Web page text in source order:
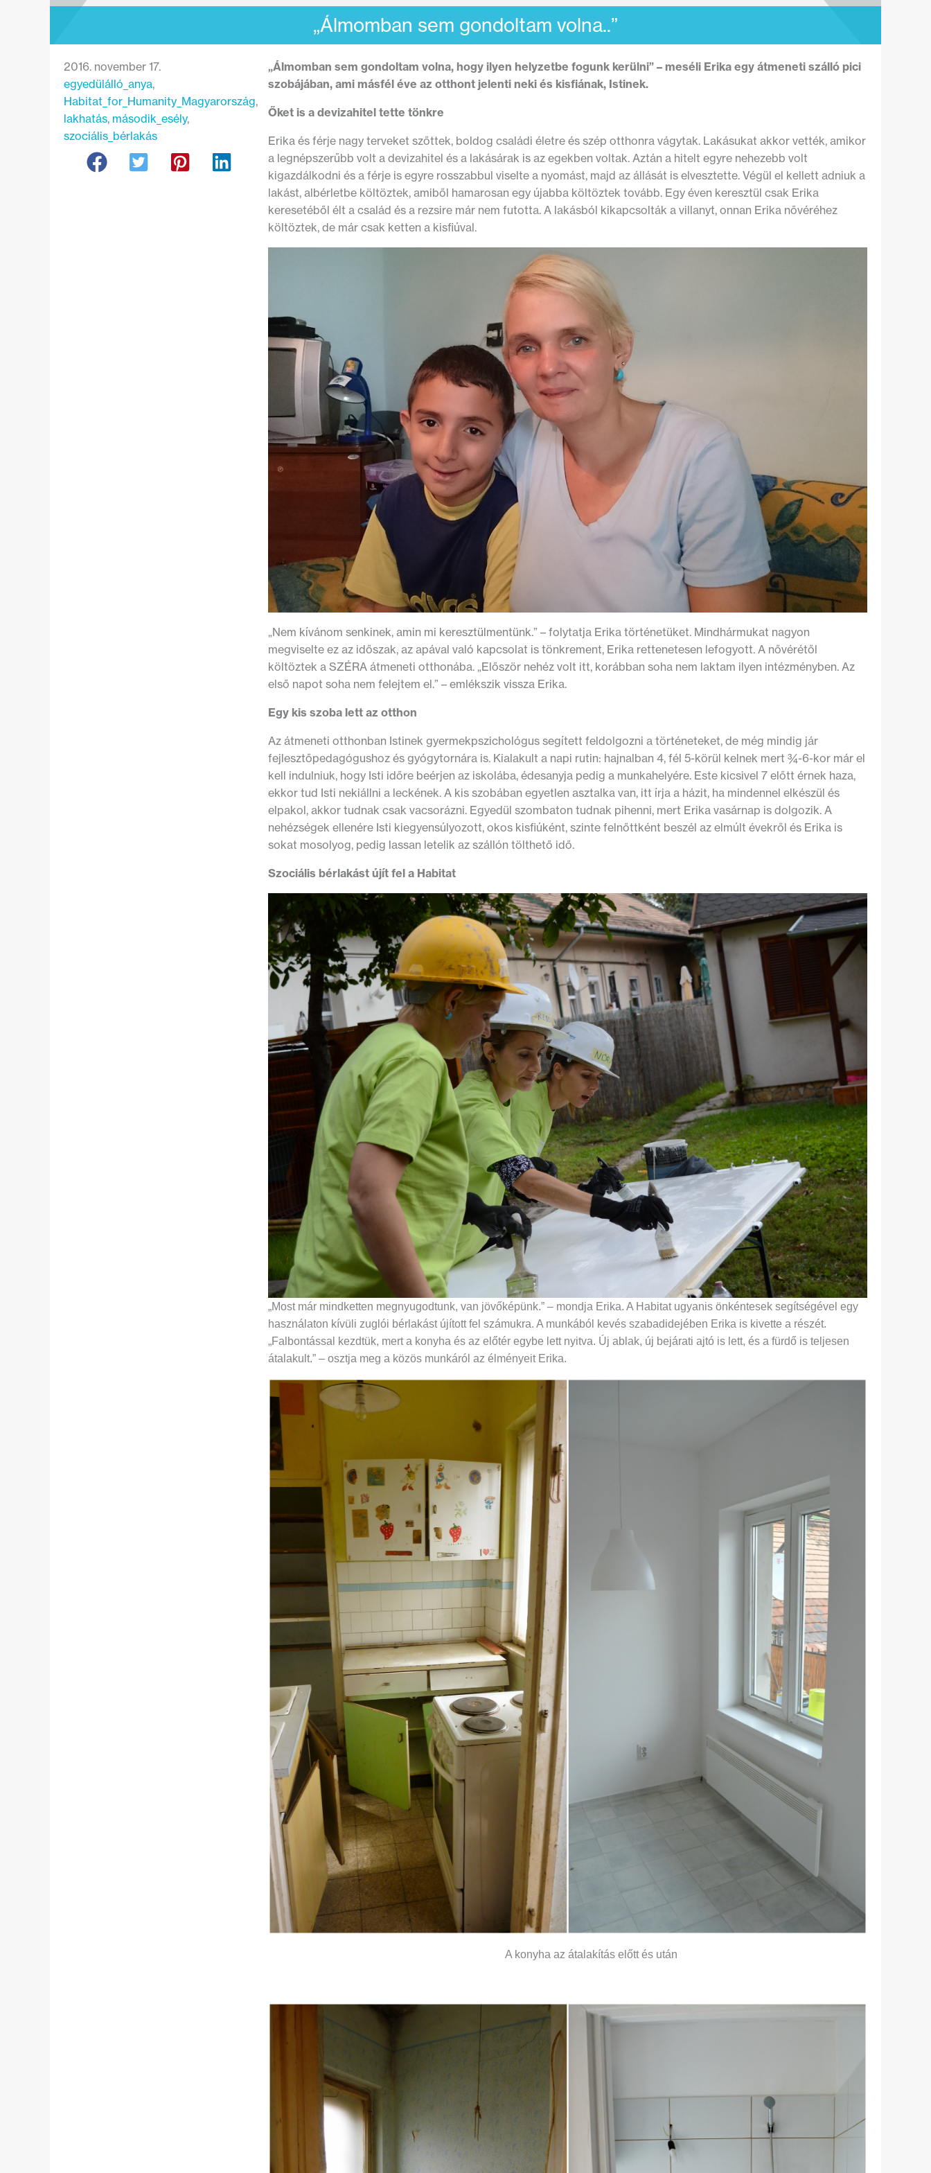
„Álmomban sem gondoltam volna..”
2016. november 17.
egyedülálló_anya
Habitat_for_Humanity_Magyarország
lakhatás, második_esély
szociális_bérlakás
„Álmomban sem gondoltam volna, hogy ilyen helyzetbe fogunk kerülni” – meséli Erika egy átmeneti szálló pici
szobájában, ami másfél éve az otthont jelenti neki és kisfiának, Istinek.
Őket is a devizahitel tette tönkre
Erika és férje nagy terveket szőttek, boldog családi életre és szép otthonra vágytak. Lakásukat akkor vették, amikor
a legnépszerűbb volt a devizahitel és a lakásárak is az egekben voltak. Aztán a hitelt egyre nehezebb volt
kigazdálkodni és a férje is egyre rosszabbul viselte a nyomást, majd az állását is elvesztette. Végül el kellett adniuk a
lakást, albérletbe költöztek, amiből hamarosan egy újabba költöztek tovább. Egy éven keresztül csak Erika
keresetéből élt a család és a rezsire már nem futotta. A lakásból kikapcsolták a villanyt, onnan Erika nővéréhez
költöztek, de már csak ketten a kisfiúval.
„Nem kívánom senkinek, amin mi keresztülmentünk.” – folytatja Erika történetüket. Mindhármukat nagyon
megviselte ez az időszak, az apával való kapcsolat is tönkrement, Erika rettenetesen lefogyott. A nővérétől
költöztek a SZÉRA átmeneti otthonába. „Először nehéz volt itt, korábban soha nem laktam ilyen intézményben. Az
első napot soha nem felejtem el.” – emlékszik vissza Erika.
Egy kis szoba lett az otthon
Az átmeneti otthonban Istinek gyermekpszichológus segített feldolgozni a történeteket, de még mindig jár
fejlesztőpedagógushoz és gyógytornára is. Kialakult a napi rutin: hajnalban 4, fél 5-körül kelnek mert ¾-6-kor már el
kell indulniuk, hogy Isti időre beérjen az iskolába, édesanyja pedig a munkahelyére. Este kicsivel 7 előtt érnek haza,
ekkor tud Isti nekiállni a leckének. A kis szobában egyetlen asztalka van, itt írja a házit, ha mindennel elkészül és
elpakol, akkor tudnak csak vacsorázni. Egyedül szombaton tudnak pihenni, mert Erika vasárnap is dolgozik. A
nehézségek ellenére Isti kiegyensúlyozott, okos kisfiúként, szinte felnőttként beszél az elmúlt évekről és Erika is
sokat mosolyog, pedig lassan letelik az szállón tölthető idő.
Szociális bérlakást újít fel a Habitat
„Most már mindketten megnyugodtunk, van jövőképünk.” – mondja Erika. A Habitat ugyanis önkéntesek segítségével egy
használaton kívüli zuglói bérlakást újított fel számukra. A munkából kevés szabadidejében Erika is kivette a részét.
„Falbontással kezdtük, mert a konyha és az előtér egybe lett nyitva. Új ablak, új bejárati ajtó is lett, és a fürdő is teljesen
átalakult.” – osztja meg a közös munkáról az élményeit Erika.
A konyha az átalakítás előtt és után